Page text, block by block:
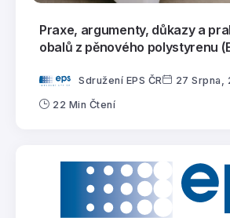
Praxe, argumenty, důkazy a
obalů z pěnového polystyrenu
Sdružení EPS ČR 27 Srpna,
22 Min Čtení